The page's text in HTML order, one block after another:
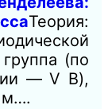
Теория:
(по
— V B),